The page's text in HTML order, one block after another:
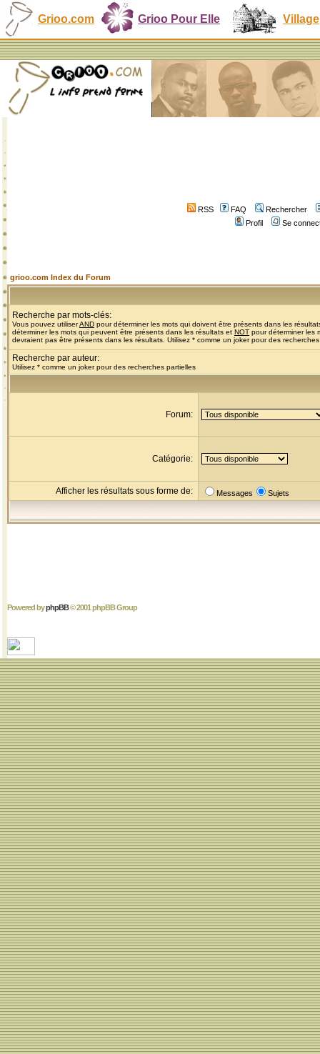
Grioo.com Grioo Pour Elle Village
RSS FAQ
Rechercher
Profil
Se
grioo.com Index du Forum
Recherche par mots-clés:
Vous pouvez utiliserAND pour déterminer les mots qui doivent être présents dans les
déterminer les mots qui peuvent être présents dans les résultats et NOT pour déterminer les
devraient pas être présents dans les résultats. Utilisez * comme un joker pour des
Recherche par auteur:
Utilisez * comme un joker pour des recherches partielles
Forum:
Catégorie:
Afficher les résultats sous forme de: Messages Sujets
Powered byphpBB© 2001 phpBB Group